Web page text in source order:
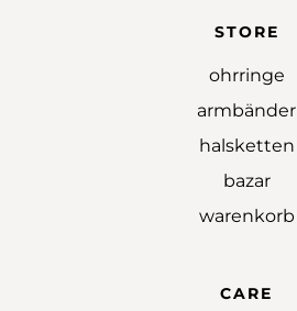
STORE
ohrringe
armbänder
halsketten
bazar
warenkorb
CARE